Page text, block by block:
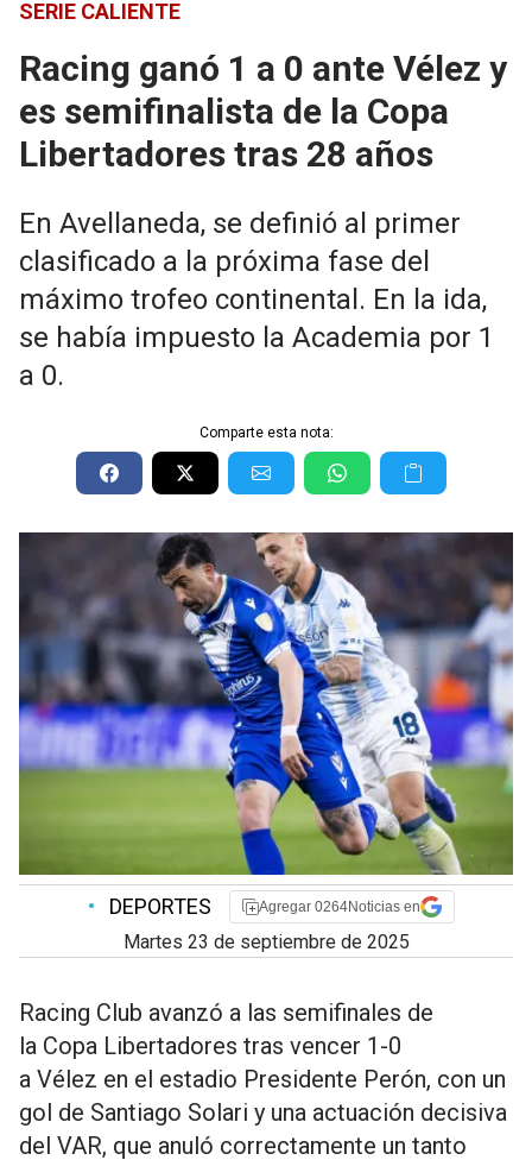
SERIE CALIENTE
Racing ganó 1 a 0 ante Vélez y
es semifinalista de la Copa
Libertadores tras 28 años
En Avellaneda, se definió al primer
clasificado a la próxima fase del
máximo trofeo continental. En la ida,
se había impuesto la Academia por 1
a 0.
Comparte esta nota:
• DEPORTES Agregar 0264Noticias en
martes 23 de septiembre de 2025
Racing Club avanzó a las semifinales de
la Copa Libertadores tras vencer 1-0
a Vélez en el estadio Presidente Perón, con un
gol de Santiago Solari y una actuación decisiva
del VAR, que anuló correctamente un tanto